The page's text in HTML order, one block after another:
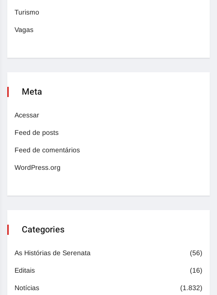
Turismo
Vagas
Meta
Acessar
Feed de posts
Feed de comentários
WordPress.org
Categories
As Histórias de Serenata (56)
Editais (16)
Notícias (1.832)